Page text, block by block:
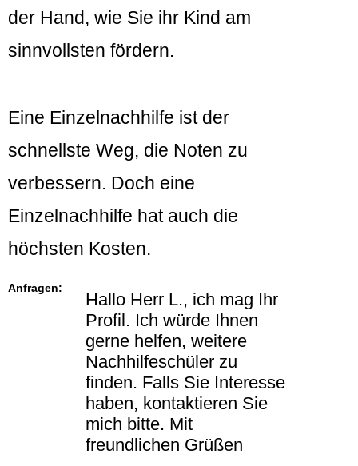
der Hand, wie Sie ihr Kind am
sinnvollsten fördern.
Eine Einzelnachhilfe ist der
schnellste Weg, die Noten zu
verbessern. Doch eine
Einzelnachhilfe hat auch die
höchsten Kosten.
Anfragen:
Hallo Herr L., ich mag Ihr
Profil. Ich würde Ihnen
gerne helfen, weitere
Nachhilfeschüler zu
finden. Falls Sie Interesse
haben, kontaktieren Sie
mich bitte. Mit
freundlichen Grüßen